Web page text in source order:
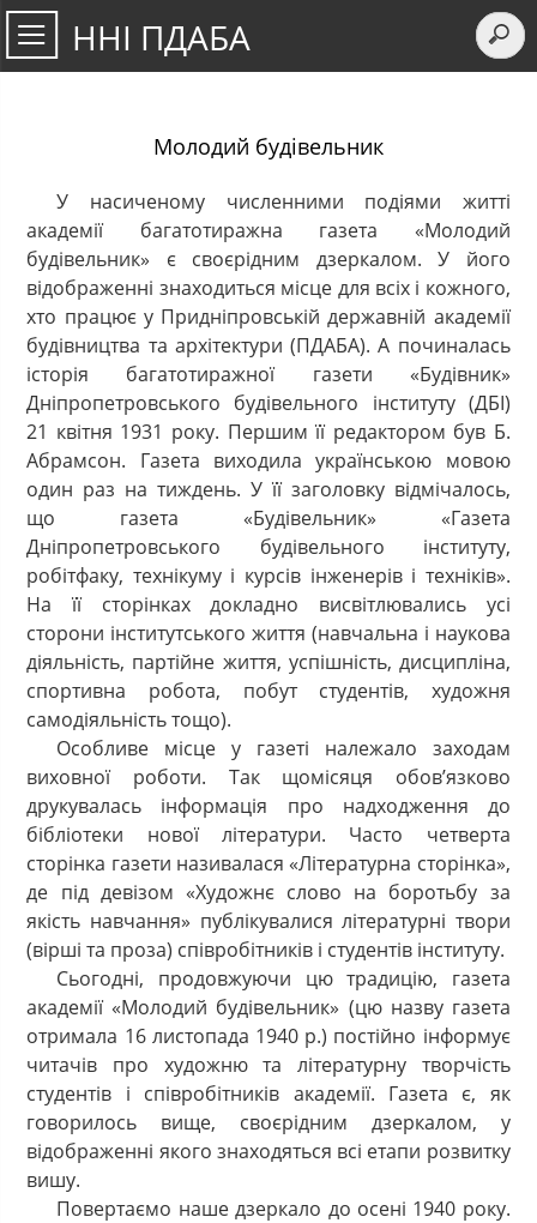
ННІ ПДАБА
Молодий будівельник
У насиченому численними подіями житті
академії багатотиражна газета «Молодий
будівельник» є своєрідним дзеркалом. У його
відображенні знаходиться місце для всіх і кожного,
хто працює у Придніпровській державній академії
будівництва та архітектури (ПДАБА). А починалась
історія багатотиражної газети «Будівник»
Дніпропетровського будівельного інституту (ДБІ)
21 квітня 1931 року. Першим її редактором був Б.
Абрамсон. Газета виходила українською мовою
один раз на тиждень. У її заголовку відмічалось,
що газета «Будівельник» «Газета
Дніпропетровського будівельного інституту,
робітфаку, технікуму і курсів інженерів і техніків».
На її сторінках докладно висвітлювались усі
сторони інститутського життя (навчальна і наукова
діяльність, партійне життя, успішність, дисципліна,
спортивна робота, побут студентів, художня
самодіяльність тощо).
Особливе місце у газеті належало заходам
виховної роботи. Так щомісяця обов’язково
друкувалась інформація про надходження до
бібліотеки нової літератури. Часто четверта
сторінка газети називалася «Літературна сторінка»,
де під девізом «Художнє слово на боротьбу за
якість навчання» публікувалися літературні твори
(вірші та проза) співробітників і студентів інституту.
Сьогодні, продовжуючи цю традицію, газета
академії «Молодий будівельник» (цю назву газета
отримала 16 листопада 1940 р.) постійно інформує
читачів про художню та літературну творчість
студентів і співробітників академії. Газета є, як
говорилось вище, своєрідним дзеркалом, у
відображенні якого знаходяться всі етапи розвитку
вишу.
Повертаємо наше дзеркало до осені 1940 року.